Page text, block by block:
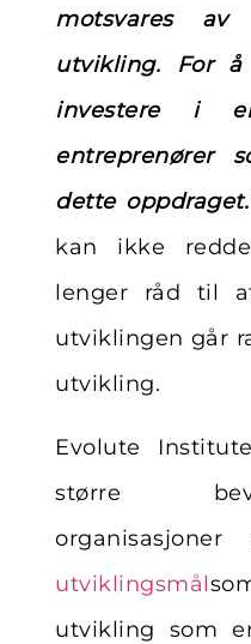
motsvares
utvikling. For
investere i
entreprenører
dette oppdraget.
kan ikke
lenger råd til
utviklingen går
utvikling.
Evolute
større
utviklingsmål
utvikling som